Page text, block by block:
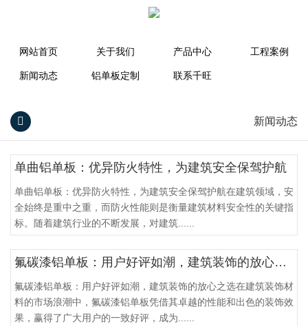
网站首页 关于我们 产品中心 工程案例
新闻动态 铝单板定制 联系千旺
新闻动态
单曲铝单板：优异防火特性，为建筑安全保驾护航
单曲铝单板：优异防火特性，为建筑安全保驾护航在建筑领域，安
全始终是重中之重，而防火性能则是衡量建筑材料安全性的关键指
标。随着建筑行业的不断发展，对建筑......
氟碳漆铝单板：用户好评如潮，建筑装饰的放心之选
氟碳漆铝单板：用户好评如潮，建筑装饰的放心之选在建筑装饰材
料的市场浪潮中，氟碳漆铝单板凭借其卓越的性能和出色的装饰效
果，赢得了广大用户的一致好评，成为......